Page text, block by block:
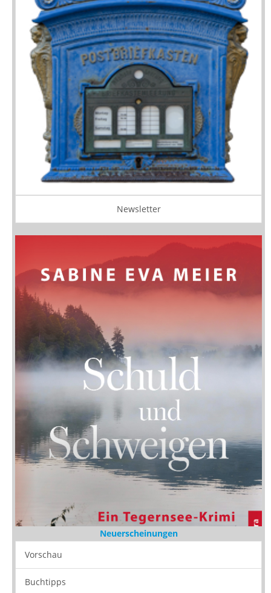
Newsletter
Neuerscheinungen
Vorschau
Buchtipps